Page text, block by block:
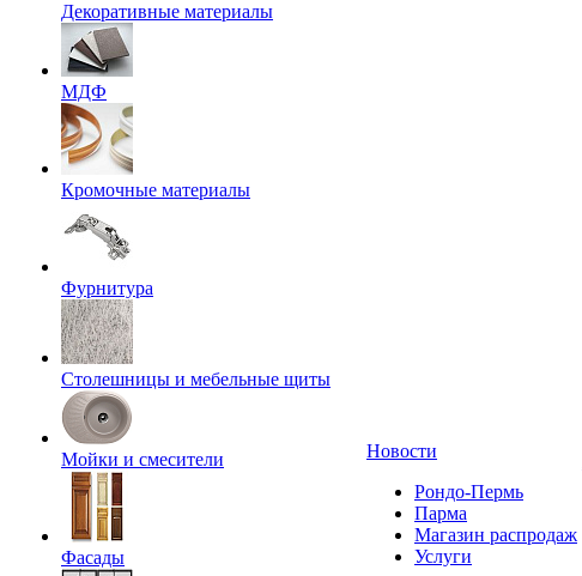
Декоративные материалы
МДФ
Кромочные материалы
Фурнитура
Столешницы и мебельные щиты
Мойки и смесители
Фасады
Новости
Рондо-Пермь
Парма
Магазин распродаж
Услуги